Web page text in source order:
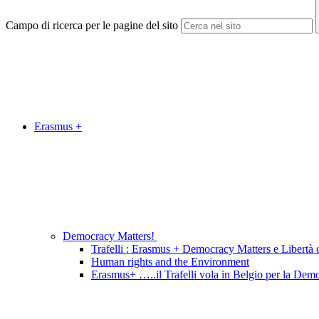
Campo di ricerca per le pagine del sito
Erasmus +
Democracy Matters!
Trafelli : Erasmus + Democracy Matters e Libertà
Human rights and the Environment
Erasmus+ …..il Trafelli vola in Belgio per la